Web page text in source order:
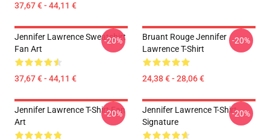
37,67 € - 44,11 €
Jennifer Lawrence Sweatshirt
Fan Art
37,67 € - 44,11 €
-20%
Bruant Rouge Jennifer
Lawrence T-Shirt
24,38 € - 28,06 €
-20%
Jennifer Lawrence T-Shirt Fan
Art
-20%
Jennifer Lawrence T-Shirt
Signature
-20%